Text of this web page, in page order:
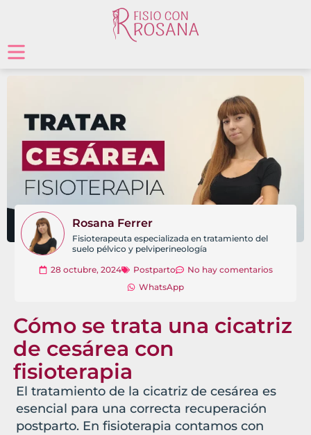
Rosana Ferrer
Fisioterapeuta especializada en tratamiento del
suelo pélvico y pelviperineología
28 octubre, 2024
Postparto
No hay comentarios
WhatsApp
Cómo se trata una cicatriz
de cesárea con
fisioterapia
El tratamiento de la cicatriz de cesárea es
esencial para una correcta recuperación
postparto. En fisioterapia contamos con